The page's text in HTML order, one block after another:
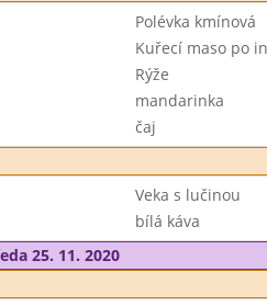
Polévka kmínová
Kuřecí maso po
Rýže
mandarinka
čaj
Veka s lučinou
bílá káva
25. 11. 2020